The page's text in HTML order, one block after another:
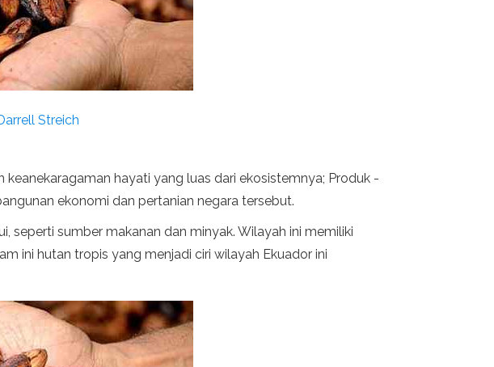
Streich
hayati yang luas dari ekosistemnya; Produk -
ekonomi dan pertanian negara tersebut.
sumber makanan dan minyak. Wilayah ini memiliki
ini hutan tropis yang menjadi ciri wilayah Ekuador ini